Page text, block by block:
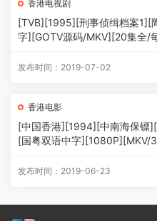
香港电视剧
[TVB][1995][刑事侦缉档案1][
字][GOTV源码/MKV][20集全/
发布时间：2019-07-02
香港电影
[中国香港][1994][中南海保镖
[国粤双语中字][1080P][MKV/
发布时间：2019-06-23